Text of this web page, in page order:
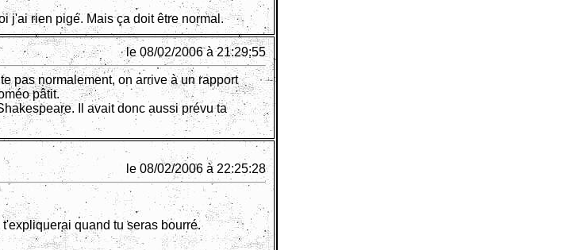
j'ai rien pigé. Mais ça doit être normal.
le 08/02/2006 à 21:29:55
pas normalement, on arrive à un rapport
pâtit.
Il avait donc aussi prévu ta
le 08/02/2006 à 22:25:28
quand tu seras bourré.